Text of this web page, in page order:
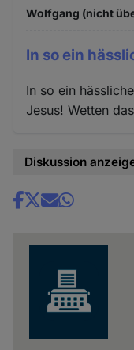
Wolfgang (nicht
In so ein
In so ein
Jesus! Wetten
Diskussion
Share